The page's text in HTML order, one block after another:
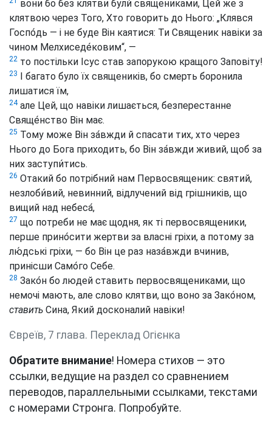
вони бо без клятви були́ священиками, Цей же з
клятвою через Того, Хто говорить до Нього: „Клявся
Госпо́дь — і не буде Він каятися: Ти Священик навіки за
чином Мелхиседе́ковим“, —
22 то постільки Ісус став запорукою кращого Заповіту!
23
І багато було їх священиків, бо смерть боронила
лишатися їм,
24але Цей, що навіки лишається, безперестанне
Свяще́нство Він має.
25 Тому може Він за́вжди й спасати тих, хто через
Нього до Бога приходить, бо Він за́вжди живий, щоб за
них заступи́тись.
26 Отакий бо потрібний нам Первосвященик: святий,
незлоби́вий, невинний, відлучений від грішників, що
вищий над небеса́,
27 що потреби не має щодня, як ті первосвященики,
перше прино́сити жертви за власні гріхи, а потому за
лю́дські гріхи, — бо Він це раз наза́вжди вчинив,
принісши Само́го Себе.
28 Зако́н бо людей ставить первосвящениками, що
немочі мають, але слово клятви, що воно за Зако́ном,
ставить Сина, Який досконалий навіки!
Євреїв, 7 глава. Переклад Огієнка
Обратите внимание! Номера стихов — это
ссылки, ведущие на раздел со сравнением
переводов, параллельными ссылками, текстами
с номерами Стронга. Попробуйте.